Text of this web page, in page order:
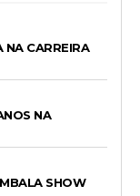
NA CARREIRA
NA
SHOW